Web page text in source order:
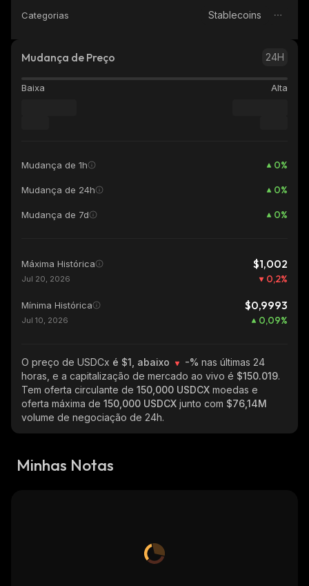
Categorias Stablecoins
Mudança de Preço 24H
Baixa Alta
Mudança de 1h 0%
Mudança de 24h 0%
Mudança de 7d 0%
Máxima Histórica $1,002
Jul 20, 2026 0,2%
Mínima Histórica $0,9993
Jul 10, 2026 0,09%
O preço de USDCx é $1, abaixo -% nas últimas 24
horas, e a capitalização de mercado ao vivo é $150.019.
Tem oferta circulante de 150,000 USDCX moedas e
oferta máxima de 150,000 USDCX junto com $76,14M
volume de negociação de 24h.
Minhas Notas